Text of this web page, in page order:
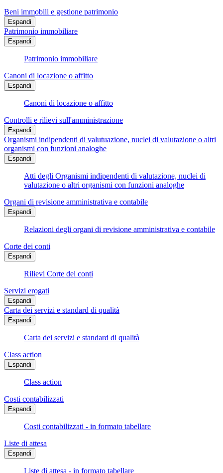
Beni immobili e gestione patrimonio
Espandi
Patrimonio immobiliare
Espandi
Patrimonio immobiliare
Canoni di locazione o affitto
Espandi
Canoni di locazione o affitto
Controlli e rilievi sull'amministrazione
Espandi
Organismi indipendenti di valutuazione, nuclei di valutazione o altri
organismi con funzioni analoghe
Espandi
Atti degli Organismi indipendenti di valutazione, nuclei di
valutazione o altri organismi con funzioni analoghe
Organi di revisione amministrativa e contabile
Espandi
Relazioni degli organi di revisione amministrativa e contabile
Corte dei conti
Espandi
Rilievi Corte dei conti
Servizi erogati
Espandi
Carta dei servizi e standard di qualità
Espandi
Carta dei servizi e standard di qualità
Class action
Espandi
Class action
Costi contabilizzati
Espandi
Costi contabilizzati - in formato tabellare
Liste di attesa
Espandi
Liste di attesa - in formato tabellare